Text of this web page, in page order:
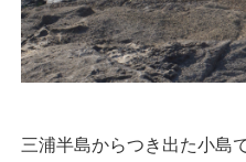
三浦半島からつき出た小島